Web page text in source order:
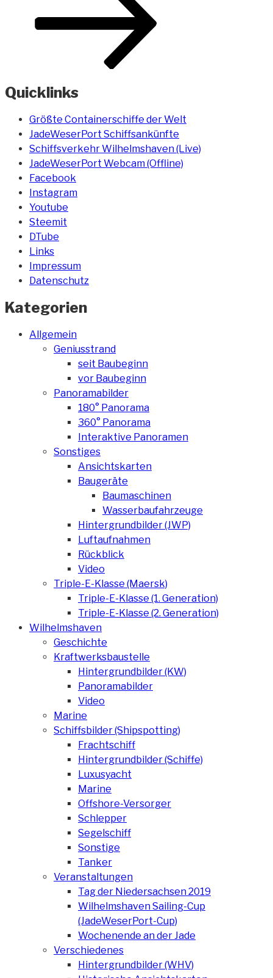
Quicklinks
Größte Containerschiffe der Welt
JadeWeserPort Schiffsankünfte
Schiffsverkehr Wilhelmshaven (Live)
JadeWeserPort Webcam (Offline)
Facebook
Instagram
Youtube
Steemit
DTube
Links
Impressum
Datenschutz
Kategorien
Allgemein
Geniusstrand
seit Baubeginn
vor Baubeginn
Panoramabilder
180° Panorama
360° Panorama
Interaktive Panoramen
Sonstiges
Ansichtskarten
Baugeräte
Baumaschinen
Wasserbaufahrzeuge
Hintergrundbilder (JWP)
Luftaufnahmen
Rückblick
Video
Triple-E-Klasse (Maersk)
Triple-E-Klasse (1. Generation)
Triple-E-Klasse (2. Generation)
Wilhelmshaven
Geschichte
Kraftwerksbaustelle
Hintergrundbilder (KW)
Panoramabilder
Video
Marine
Schiffsbilder (Shipspotting)
Frachtschiff
Hintergrundbilder (Schiffe)
Luxusyacht
Marine
Offshore-Versorger
Schlepper
Segelschiff
Sonstige
Tanker
Veranstaltungen
Tag der Niedersachsen 2019
Wilhelmshaven Sailing-Cup
(JadeWeserPort-Cup)
Wochenende an der Jade
Verschiedenes
Hintergrundbilder (WHV)